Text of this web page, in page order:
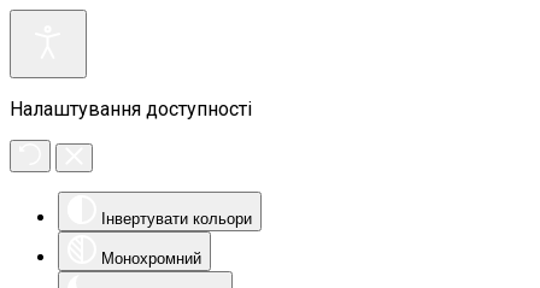
Налаштування доступності
Інвертувати кольори
Монохромний